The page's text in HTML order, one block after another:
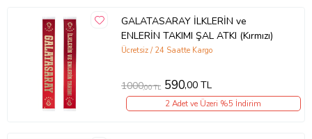
GALATASARAY İLKLERİN ve
ENLERİN TAKIMI ŞAL ATKI (Kırmızı)
Ücretsiz / 24 Saatte Kargo
1000,00 TL 590,00 TL
2 Adet ve Üzeri %5 İndirim